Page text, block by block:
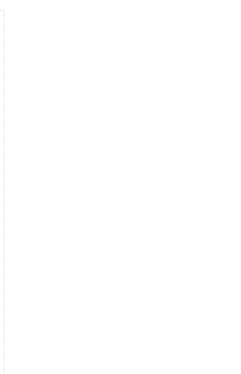
原因とその対策と美味しい焼き方
なフライパンを使っていますか？焦げたりフライパ
。トゲが刺さったり激痛がする物の正体
ぐんぐんと伸びてしまい景観も悪くなってしまいま
体とは？黄ばみの掃除方法もご紹介